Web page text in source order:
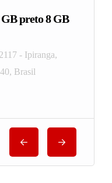
preto 8 GB
- Ipiranga,
Brasil